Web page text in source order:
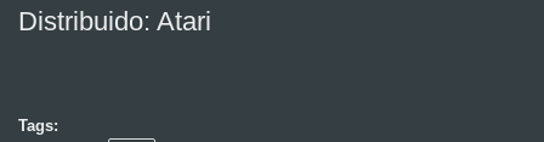
Distribuido: Atari
Tags: